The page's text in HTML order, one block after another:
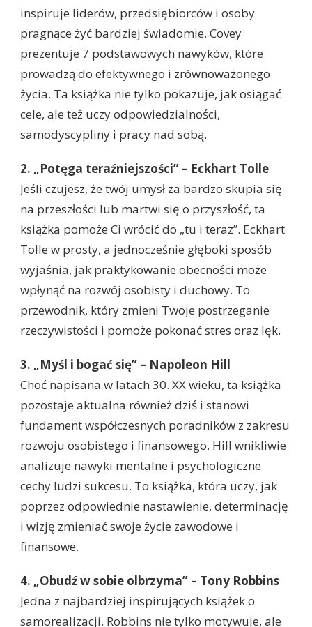
inspiruje liderów, przedsiębiorców i osoby
pragnące żyć bardziej świadomie. Covey
prezentuje 7 podstawowych nawyków, które
prowadzą do efektywnego i zrównoważonego
życia. Ta książka nie tylko pokazuje, jak osiągać
cele, ale też uczy odpowiedzialności,
samodyscypliny i pracy nad sobą.
2. „Potęga teraźniejszości” – Eckhart Tolle
Jeśli czujesz, że twój umysł za bardzo skupia się
na przeszłości lub martwi się o przyszłość, ta
książka pomoże Ci wrócić do „tu i teraz”. Eckhart
Tolle w prosty, a jednocześnie głęboki sposób
wyjaśnia, jak praktykowanie obecności może
wpłynąć na rozwój osobisty i duchowy. To
przewodnik, który zmieni Twoje postrzeganie
rzeczywistości i pomoże pokonać stres oraz lęk.
3. „Myśl i bogać się” – Napoleon Hill
Choć napisana w latach 30. XX wieku, ta książka
pozostaje aktualna również dziś i stanowi
fundament współczesnych poradników z zakresu
rozwoju osobistego i finansowego. Hill wnikliwie
analizuje nawyki mentalne i psychologiczne
cechy ludzi sukcesu. To książka, która uczy, jak
poprzez odpowiednie nastawienie, determinację
i wizję zmieniać swoje życie zawodowe i
finansowe.
4. „Obudź w sobie olbrzyma” – Tony Robbins
Jedna z najbardziej inspirujących książek o
samorealizacji. Robbins nie tylko motywuje, ale